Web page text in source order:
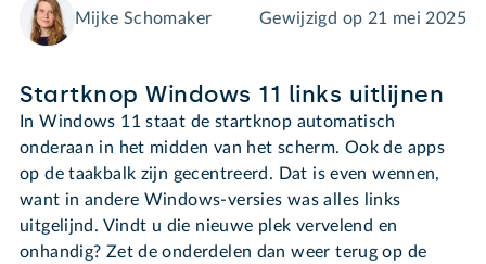
Mijke Schomaker Gewijzigd op 21 mei 2025
Startknop Windows 11 links uitlijnen
In Windows 11 staat de startknop automatisch
onderaan in het midden van het scherm. Ook de apps
op de taakbalk zijn gecentreerd. Dat is even wennen,
want in andere Windows-versies was alles links
uitgelijnd. Vindt u die nieuwe plek vervelend en
onhandig? Zet de onderdelen dan weer terug op de